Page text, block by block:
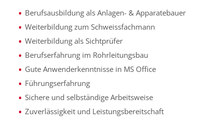
Berufsausbildung als Anlagen- & Apparatebauer
Weiterbildung zum Schweissfachmann
Weiterbildung als Sichtprüfer
Berufserfahrung im Rohrleitungsbau
Gute Anwenderkenntnisse in MS Office
Führungserfahrung
Sichere und selbständige Arbeitsweise
Zuverlässigkeit und Leistungsbereitschaft